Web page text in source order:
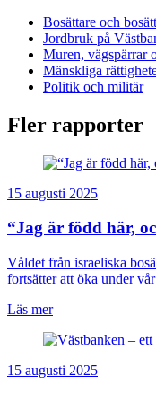
Bosättare och
Jordbruk på
Muren, vägspärrar
Mänskliga
Politik och militär
Fler rapporter
15 augusti 2025
“Jag är född här,
Våldet från israeliska
fortsätter att öka under
Läs mer
15 augusti 2025